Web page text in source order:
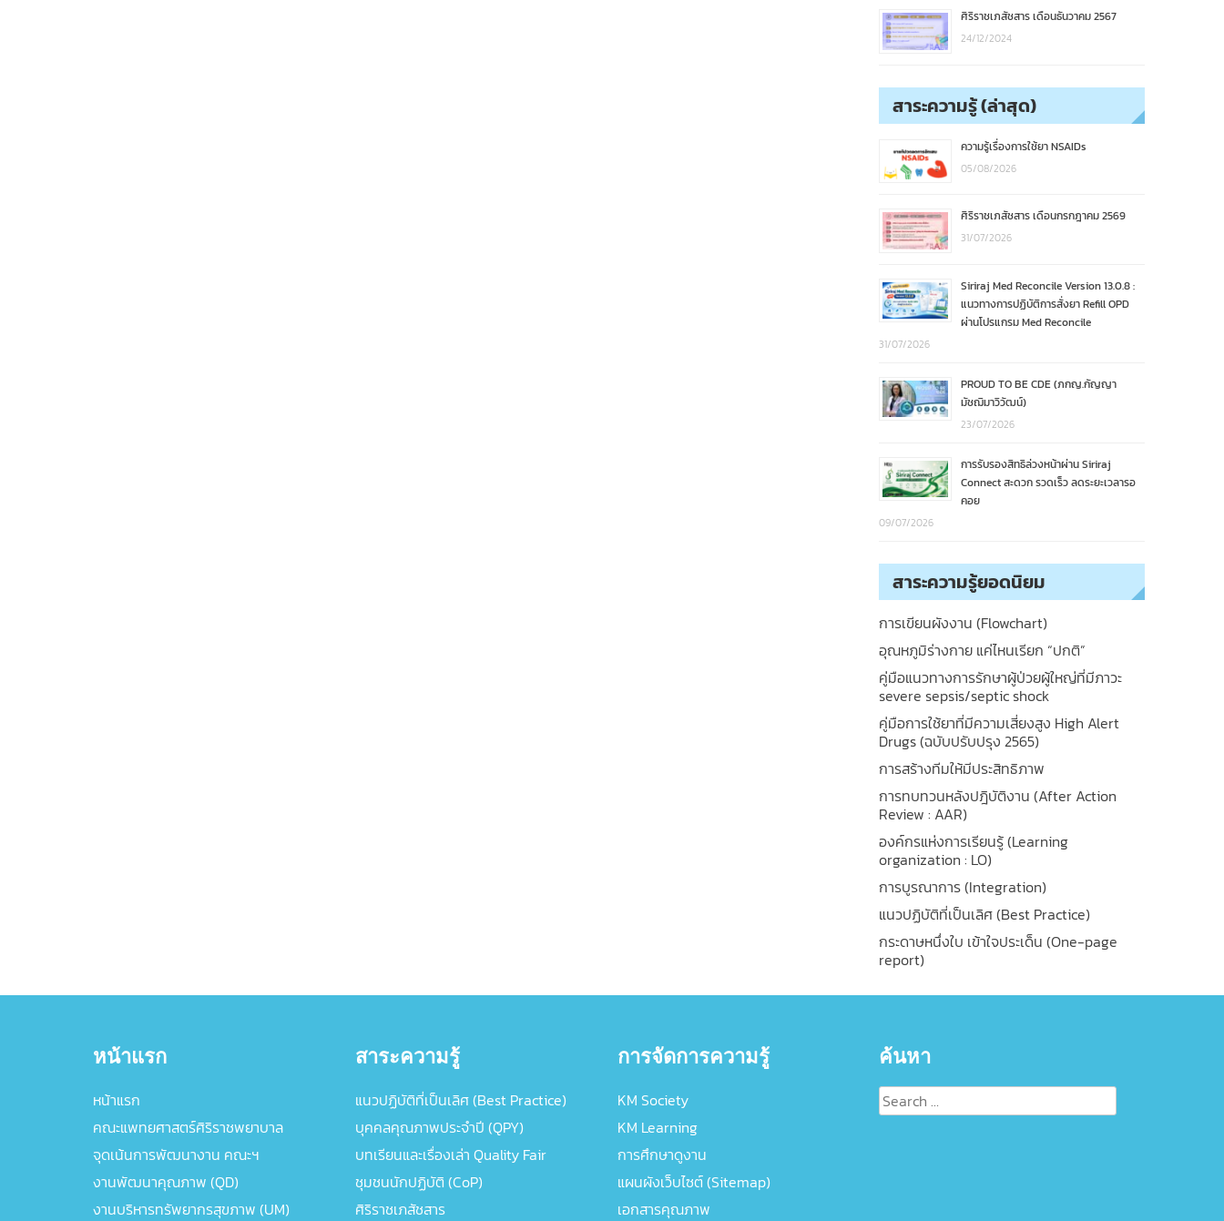
ศิริราชเภสัชสาร เดือนธันวาคม 2567
24/12/2024
สาระความรู้ (ล่าสุด)
ความรู้เรื่องการใช้ยา NSAIDs
05/08/2026
ศิริราชเภสัชสาร เดือนกรกฎาคม 2569
31/07/2026
Siriraj Med Reconcile Version 13.0.8 :
แนวทางการปฏิบัติการสั่งยา Refill OPD
ผ่านโปรแกรม Med Reconcile
31/07/2026
PROUD TO BE CDE (ภกญ.กัญญา
มัชฌิมาวิวัฒน์)
23/07/2026
การรับรองสิทธิล่วงหน้าผ่าน Siriraj
Connect สะดวก รวดเร็ว ลดระยะเวลารอ
คอย
09/07/2026
สาระความรู้ยอดนิยม
การเขียนผังงาน (Flowchart)
อุณหภูมิร่างกาย แค่ไหนเรียก “ปกติ”
คู่มือแนวทางการรักษาผู้ป่วยผู้ใหญ่ที่มีภาวะ
severe sepsis/septic shock
คู่มือการใช้ยาที่มีความเสี่ยงสูง High Alert
Drugs (ฉบับปรับปรุง 2565)
การสร้างทีมให้มีประสิทธิภาพ
การทบทวนหลังปฎิบัติงาน (After Action
Review : AAR)
องค์กรแห่งการเรียนรู้ (Learning
organization : LO)
การบูรณาการ (Integration)
แนวปฏิบัติที่เป็นเลิศ (Best Practice)
กระดาษหนึ่งใบ เข้าใจประเด็น (One-page
report)
หน้าแรก
หน้าแรก
คณะแพทยศาสตร์ศิริราชพยาบาล
จุดเน้นการพัฒนางาน คณะฯ
งานพัฒนาคุณภาพ (QD)
งานบริหารทรัพยากรสุขภาพ (UM)
สาระความรู้
แนวปฏิบัติที่เป็นเลิศ (Best Practice)
บุคคลคุณภาพประจำปี (QPY)
บทเรียนและเรื่องเล่า Quality Fair
ชุมชนนักปฏิบัติ (CoP)
ศิริราชเภสัชสาร
การจัดการความรู้
KM Society
KM Learning
การศึกษาดูงาน
แผนผังเว็บไซต์ (Sitemap)
เอกสารคุณภาพ
ค้นหา
Search
for: